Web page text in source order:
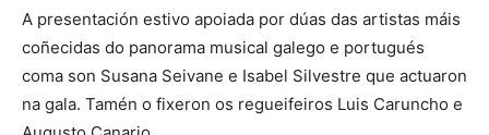
A presentación estivo apoiada por dúas das artistas máis
coñecidas do panorama musical galego e portugués
coma son Susana Seivane e Isabel Silvestre que actuaron
na gala. Tamén o fixeron os regueifeiros Luis Caruncho e